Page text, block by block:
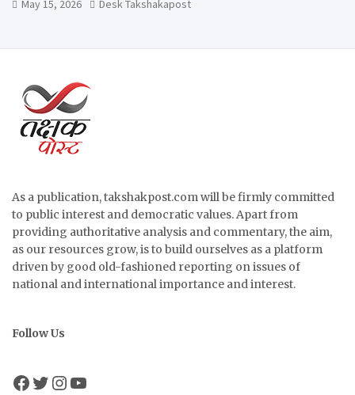
May 15, 2026 Desk Takshakapost
As a publication, takshakpost.com will be firmly committed
to public interest and democratic values. Apart from
providing authoritative analysis and commentary, the aim,
as our resources grow, is to build ourselves as a platform
driven by good old-fashioned reporting on issues of
national and international importance and interest.
Follow Us
Facebook
Twitter
Instagram
YouTube